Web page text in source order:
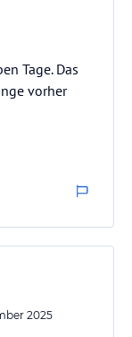
Tage. Das
vorher
2025